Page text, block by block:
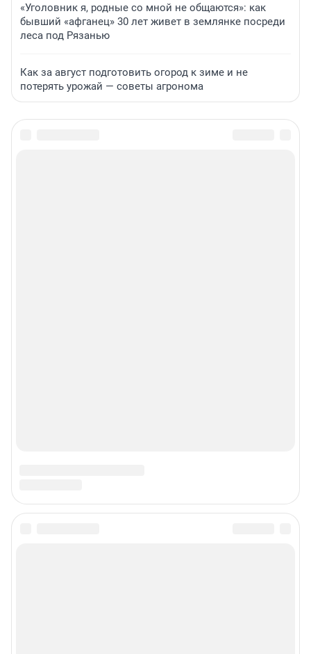
«Уголовник я, родные со мной не общаются»: как
бывший «афганец» 30 лет живет в землянке посреди
леса под Рязанью
Как за август подготовить огород к зиме и не
потерять урожай — советы агронома